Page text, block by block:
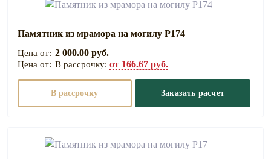
Памятник из мрамора на могилу Р174
2 000.00 руб.
В рассрочку: от 166.67 руб.
В рассрочку Заказать расчет